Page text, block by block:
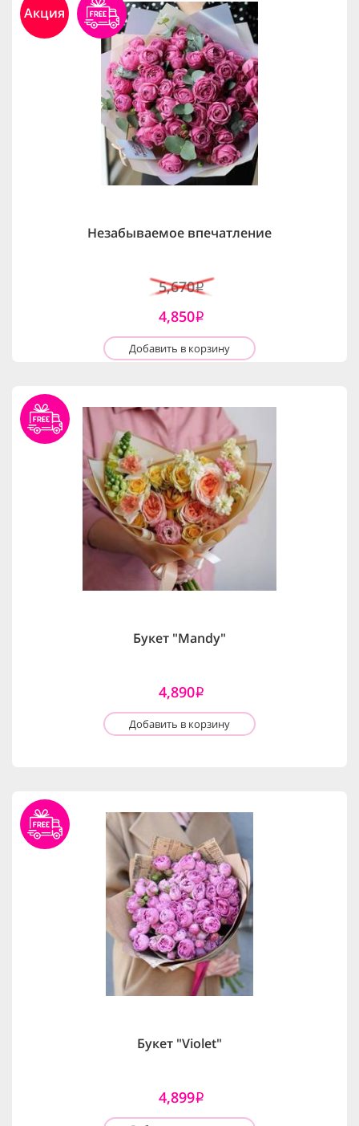
Акция
Незабываемое впечатление
5,670i
4,850i
Добавить в корзину
Букет "Mandy"
4,890i
Добавить в корзину
Букет "Violet"
4,899i